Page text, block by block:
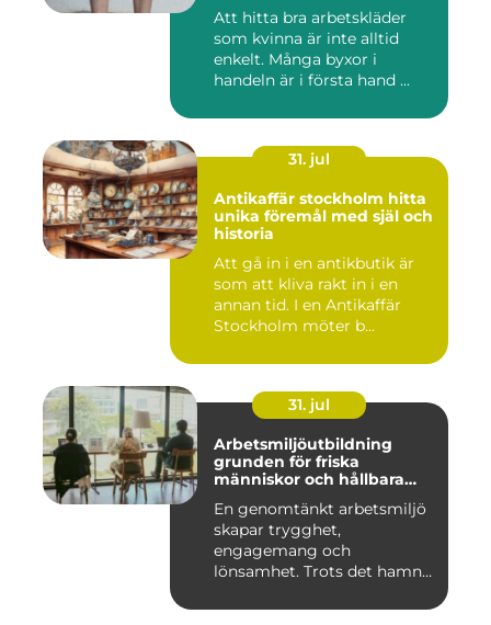
Att hitta bra arbetskläder
som kvinna är inte alltid
enkelt. Många byxor i
handeln är i första hand ...
31. jul
Antikaffär stockholm hitta
unika föremål med själ och
historia
Att gå in i en antikbutik är
som att kliva rakt in i en
annan tid. I en Antikaffär
Stockholm möter b...
31. jul
Arbetsmiljöutbildning
grunden för friska
människor och hållbara
En genomtänkt arbetsmiljö
skapar trygghet,
engagemang och
lönsamhet. Trots det hamnar